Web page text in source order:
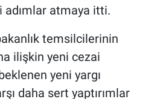
adımlar atmaya itti.
temsilcilerinin
ilişkin yeni cezai
yeni yargı
daha sert yaptırımlar